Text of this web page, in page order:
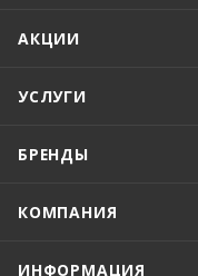
АКЦИИ
УСЛУГИ
БРЕНДЫ
КОМПАНИЯ
ИНФОРМАЦИЯ